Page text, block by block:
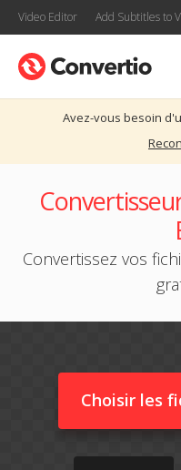
Video Editor Add Subtitles to
Avez-vous besoin
Convertissez vos
Choisir les